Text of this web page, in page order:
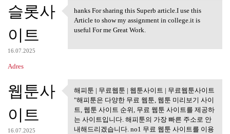
슬롯사
이트
16.07.2025
Adres
hanks For sharing this Superb
hanks For sharing this Superb article.I use this
Article to show my assignment in college.it is
useful For me Great Work.
웹툰사
이트
16.07.2025
해피툰 | 무료웹툰 | 웹툰사이트 |
무료웹툰사이트
해피툰 | 무료웹툰 | 웹툰사이트 | 무료웹툰사이트
"해피툰은 다양한 무료 웹툰, 웹툰 미리보기 사이
트, 웹툰 사이트 순위, 무료 웹툰 사이트를 제공하
는 사이트입니다. 해피툰의 가장 빠른 주소로 안
내해드리겠습니다. no1 무료 웹툰 사이트를 이용